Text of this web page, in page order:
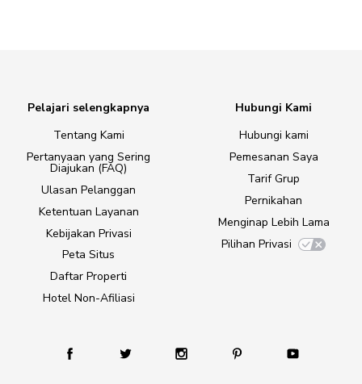
Pelajari selengkapnya
Tentang Kami
Pertanyaan yang Sering
Diajukan (FAQ)
Ulasan Pelanggan
Ketentuan Layanan
Kebijakan Privasi
Peta Situs
Daftar Properti
Hotel Non-Afiliasi
Hubungi Kami
Hubungi kami
Pemesanan Saya
Tarif Grup
Pernikahan
Menginap Lebih Lama
Pilihan Privasi